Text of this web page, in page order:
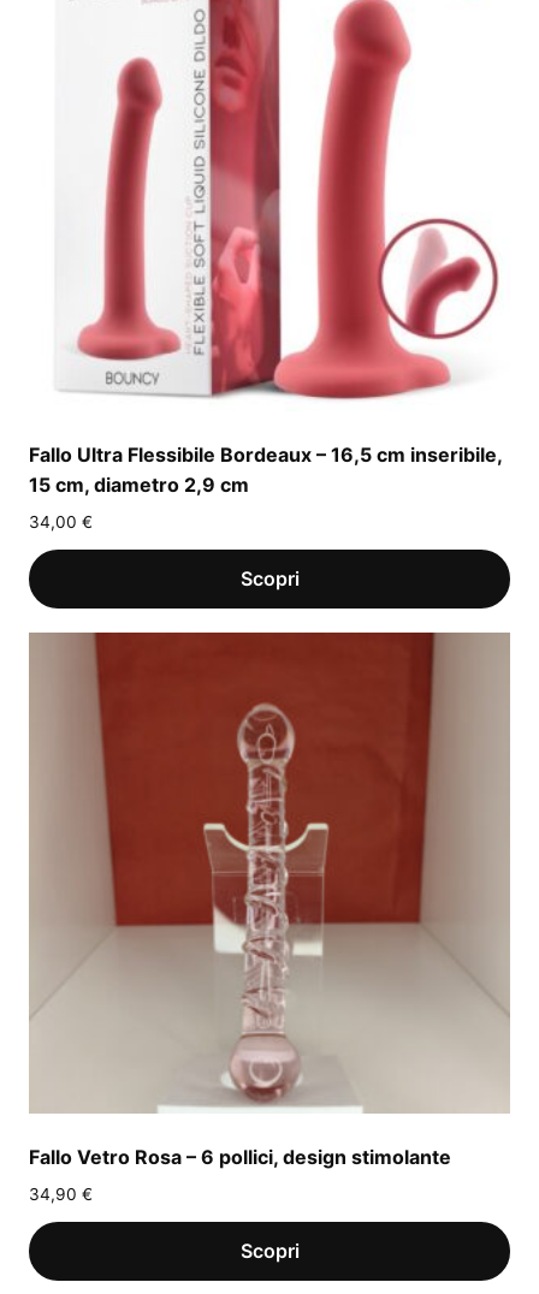
Fallo Ultra Flessibile Bordeaux – 16,5 cm inseribile,
15 cm, diametro 2,9 cm
34,00 €
Fallo Vetro Rosa – 6 pollici, design stimolante
34,90 €